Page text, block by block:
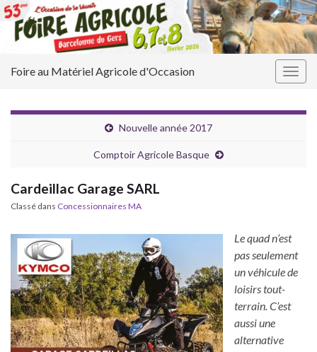
Foire au Matériel Agricole d'Occasion
Nouvelle année 2017
Comptoir Agricole Basque
Cardeillac Garage SARL
Classé dans Concessionnaires MA
Le quad n’est
pas seulement
un véhicule de
loisirs tout-
terrain. C’est
aussi une
alternative